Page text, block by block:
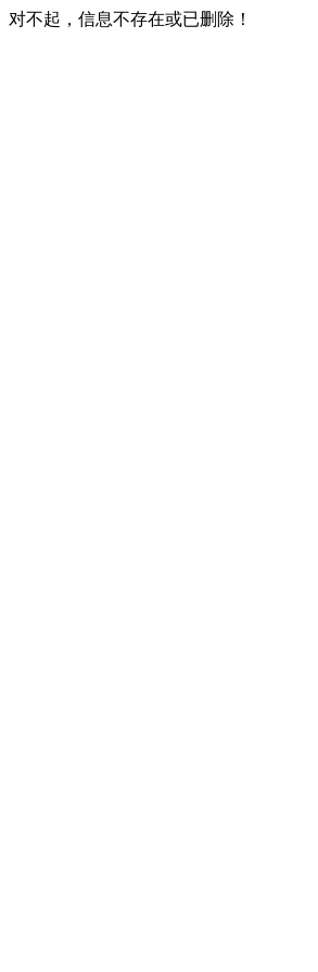
对不起，信息不存在或已删除！